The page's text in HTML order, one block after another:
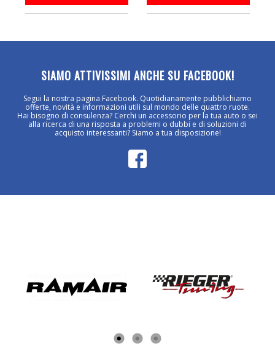
SIAMO ATTIVISSIMI ANCHE SU FACEBOOK!
Segui la nostra pagina Facebook. Quotidianamente pubblichiamo
offerte, novità e informazioni utili sul mondo delle quattro ruote.
Hai bisogno di consulenza? Cerchi un accessorio per la tua auto o sei
alla ricerca di una risposta a problemi o dubbi e di soluzioni di
acquisto interessanti? Siamo a tua disposizione!